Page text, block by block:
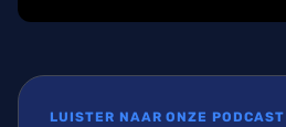
LUISTER NAAR ONZE PODCAST